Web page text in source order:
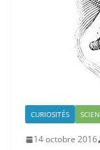
CURIOSITÉS
14 octobre 2016